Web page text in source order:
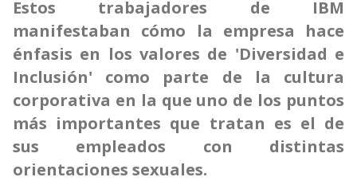
Estos trabajadores de IBM
manifestaban cómo la empresa hace
énfasis en los valores de 'Diversidad e
Inclusión' como parte de la cultura
corporativa en la que uno de los puntos
más importantes que tratan es el de
sus empleados con distintas
orientaciones sexuales.